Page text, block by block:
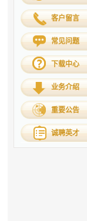
客户留言
常见问题
下载中心
业务介绍
重要公告
诚聘英才